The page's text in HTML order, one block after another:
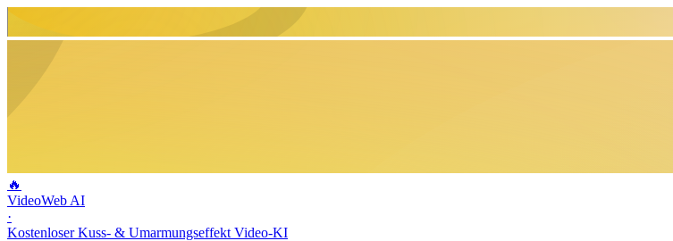
🔥
VideoWeb AI
·
Kostenloser Kuss- & Umarmungseffekt Video-KI